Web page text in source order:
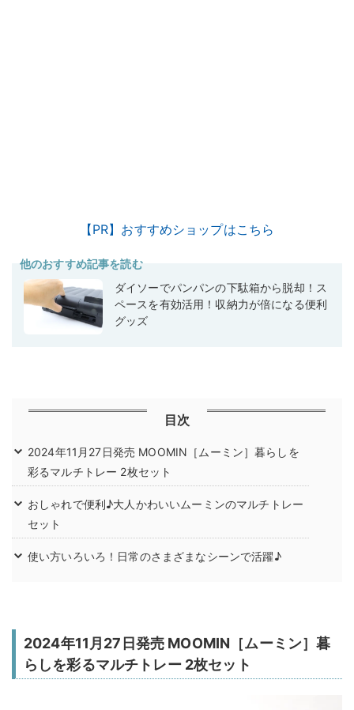
【PR】おすすめショップはこちら
他のおすすめ記事を読む
ダイソーでパンパンの下駄箱から脱却！ス
ペースを有効活用！収納力が倍になる便利
グッズ
目次
2024年11月27日発売 MOOMIN［ムーミン］暮らしを
彩るマルチトレー 2枚セット
おしゃれで便利♪大人かわいいムーミンのマルチトレー
セット
使い方いろいろ！日常のさまざまなシーンで活躍♪
2024年11月27日発売 MOOMIN［ムーミン］暮
らしを彩るマルチトレー 2枚セット